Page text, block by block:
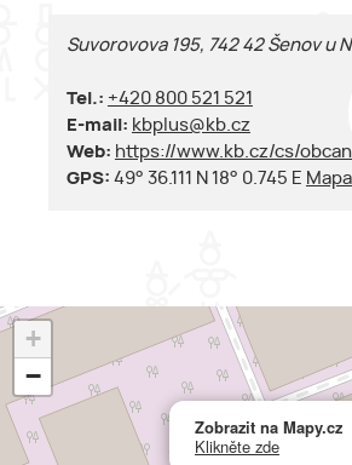
Suvorovova 195, 742 42 Šenov u
Tel.: +420 800 521 521
E-mail: kbplus@kb.cz
Web: https://www.kb.cz/cs/
GPS: 49° 36.111 N 18° 0.745 E Mapa
Zobrazit na Mapy.cz
Klikněte zde
+
−